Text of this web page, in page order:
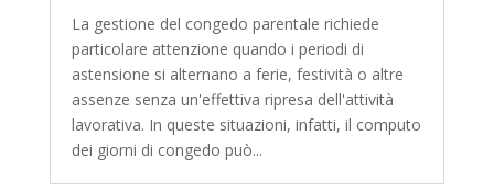
La gestione del congedo parentale richiede
particolare attenzione quando i periodi di
astensione si alternano a ferie, festività o altre
assenze senza un'effettiva ripresa dell'attività
lavorativa. In queste situazioni, infatti, il computo
dei giorni di congedo può...